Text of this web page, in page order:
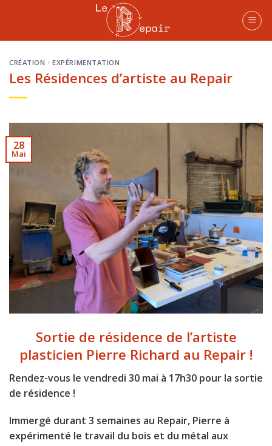
content
CRÉATION - EXPÉRIMENTATION
Les Résidences d’artiste au Repair
28
Mai
Sortie de résidence de l’artiste
plasticien Pierre Richard au Repair !
Rendez-vous le vendredi 30 mai à 17h30 pour la sortie
de résidence !
Immergé durant 3 semaines au Repair, Pierre à
expérimenté le travail du bois et du métal aux